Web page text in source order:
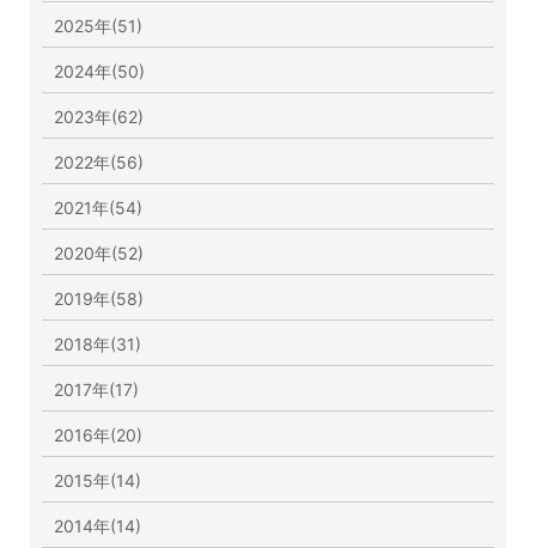
2025年(51)
2024年(50)
2023年(62)
2022年(56)
2021年(54)
2020年(52)
2019年(58)
2018年(31)
2017年(17)
2016年(20)
2015年(14)
2014年(14)